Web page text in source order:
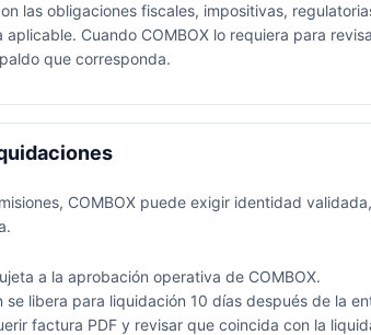
las obligaciones fiscales, impositivas,
Cuando COMBOX lo requiera para
que corresponda.
COMBOX puede exigir identidad
a la aprobación operativa de COMBOX.
se libera para liquidación 10 días después de la
factura PDF y revisar que coincida con la